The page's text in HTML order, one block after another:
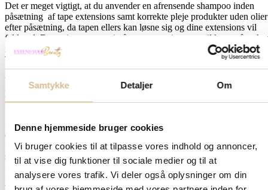
Samtykke Detaljer Om
Denne hjemmeside bruger cookies
Vi bruger cookies til at tilpasse vores indhold og annoncer,
til at vise dig funktioner til sociale medier og til at
analysere vores trafik. Vi deler også oplysninger om din
Det er meget vigtigt, at du anvender en afrensende shampoo inden
påsætning af tape extensions samt korrekte pleje produkter uden olier
efter påsætning, da tapen ellers kan løsne sig og dine extensions vil
falde ud. Der er ingen garanti på tape extensions som ikke er påsat
mig.
Tape extensions er klar til brug.
• Start med et nyvasket hår, vasket i en afrensende shampoo, da tapen
bedrer fæstner ved et total oliefrit hår. Håret skal være tørt inden
påsætning
• Opdel håret i vandrette linjer. Start i nakken.
• Sæt en tapebaner under striben af eget hår og herefter en tapebane
over eget hår
• Nu ligger de som en sandwich rundt om dit eget hår. Pres godt
sammen.
• Fortsæt sådan rundt i en jævn fordeling til du har brugt dine totter.
• Udtagning: Stik en spidskam ned i tapen og dryp remover ned